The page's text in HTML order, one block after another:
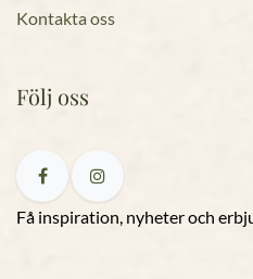
Kontakta oss
Följ oss
Få inspiration, nyheter och